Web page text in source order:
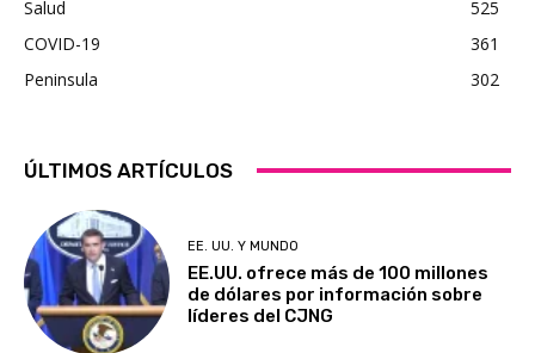
Salud
525
COVID-19
361
Peninsula
302
ÚLTIMOS ARTÍCULOS
EE. UU. Y MUNDO
EE.UU. ofrece más de 100 millones
de dólares por información sobre
líderes del CJNG